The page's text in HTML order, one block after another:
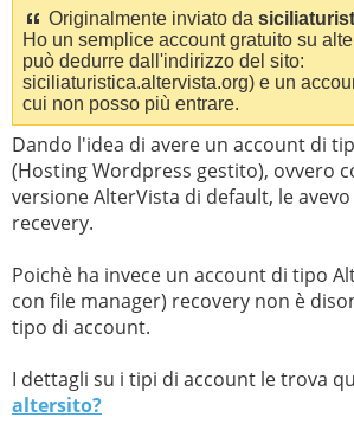
Originalmente inviato da
Ho un semplice account gratuito su
può dedurre dall'indirizzo del sito:
siciliaturistica.altervista.org) e un
cui non posso più entrare.
Dando l'idea di avere un account di
(Hosting Wordpress gestito), ovvero
versione AlterVista di default, le
recevery.
Poichè ha invece un account di tipo
con file manager) recovery non è
tipo di account.
I dettagli su i tipi di account le trova
altersito?